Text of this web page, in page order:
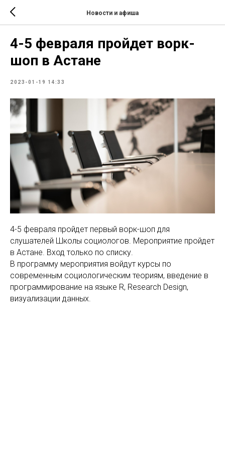
Новости и афиша
4-5 февраля пройдет ворк-
шоп в Астане
2023-01-19 14:33
4-5 февраля пройдет первый ворк-шоп для
слушателей Школы социологов. Мероприятие пройдет
в Астане. Вход только по списку.
В программу мероприятия войдут курсы по
современным социологическим теориям, введение в
программирование на языке R, Research Design,
визуализации данных.